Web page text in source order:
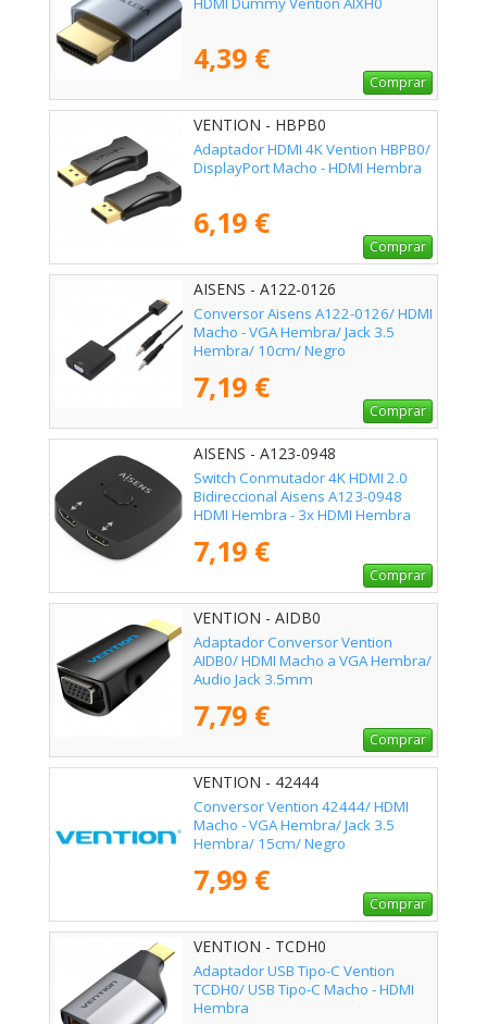
4,39 €
Comprar
VENTION - HBPB0
Adaptador HDMI 4K Vention HBPB0/
DisplayPort Macho - HDMI Hembra
6,19 €
Comprar
AISENS - A122-0126
Conversor Aisens A122-0126/ HDMI
Macho - VGA Hembra/ Jack 3.5
Hembra/ 10cm/ Negro
7,19 €
Comprar
AISENS - A123-0948
Switch Conmutador 4K HDMI 2.0
Bidireccional Aisens A123-0948
HDMI Hembra - 3x HDMI Hembra
7,19 €
Comprar
VENTION - AIDB0
Adaptador Conversor Vention
AIDB0/ HDMI Macho a VGA Hembra/
Audio Jack 3.5mm
7,79 €
Comprar
VENTION - 42444
Conversor Vention 42444/ HDMI
Macho - VGA Hembra/ Jack 3.5
Hembra/ 15cm/ Negro
7,99 €
Comprar
VENTION - TCDH0
Adaptador USB Tipo-C Vention
TCDH0/ USB Tipo-C Macho - HDMI
Hembra